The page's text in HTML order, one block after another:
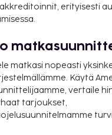
erityisesti
matkasi nopeasti
Käytä
vertaile
tarjoukset,